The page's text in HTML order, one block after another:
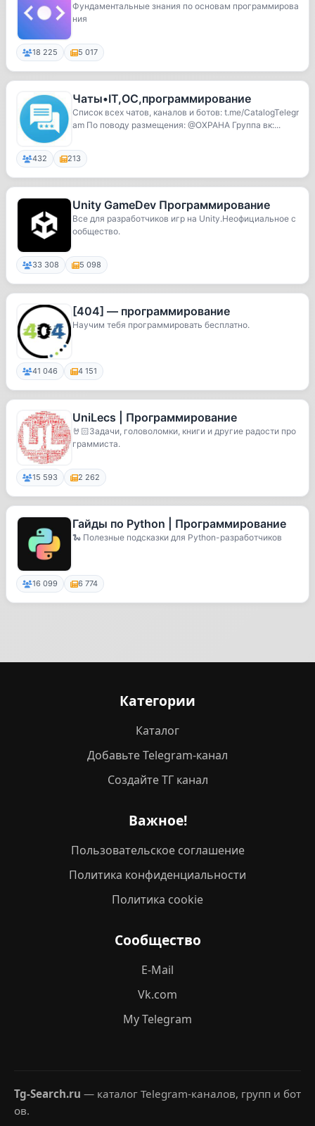
Фундаментальные знания по основам программирова
ния
18 225 5 017
Чаты•IT,ОС,программирование
Список всех чатов, каналов и ботов: t.me/CatalogTelegr
am По поводу размещения: @OXPAHA Группа вк:...
432 213
Unity GameDev Программирование
Все для разработчиков игр на Unity.Неофициальное с
ообщество.
33 308 5 098
[404] — программирование
Научим тебя программировать бесплатно.
41 046 4 151
UniLecs | Программирование
🤘🏻Задачи, головоломки, книги и другие радости про
граммиста.
15 593 2 262
Гайды по Python | Программирование
🐍 Полезные подсказки для Python-разработчиков
16 099 6 774
Категории
Каталог
Добавьте Telegram-канал
Создайте ТГ канал
Важное!
Пользовательское соглашение
Политика конфиденциальности
Политика cookie
Сообщество
E-Mail
Vk.com
My Telegram
Tg-Search.ru — каталог Telegram-каналов, групп и бот
ов.